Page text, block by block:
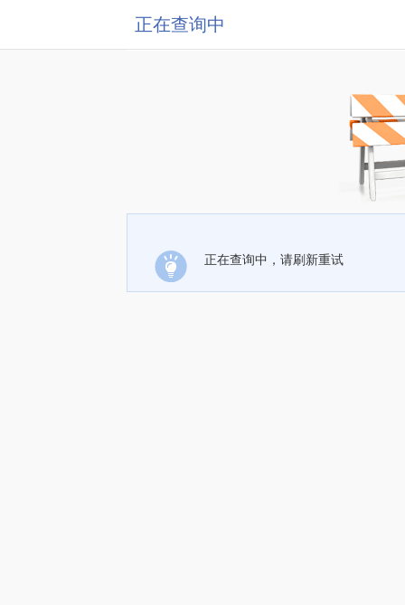
正在查询中
正在查询中，请刷新重试